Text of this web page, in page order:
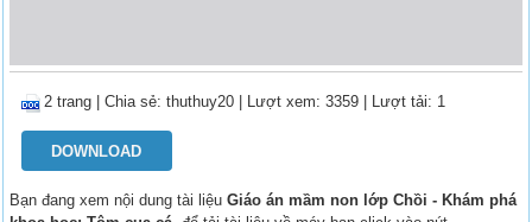
2 trang |Chia sẻ:thuthuy20 | Lượt xem: 3359 | Lượt tải: 1
DOWNLOAD
Bạn đang xem nội dung tài liệuGiáo án mầm non lớp Chồi - Khám phá